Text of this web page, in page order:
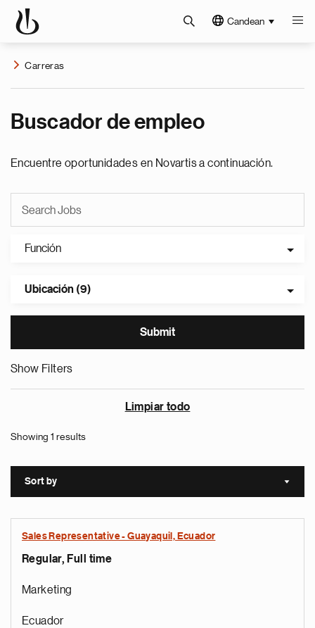
Candean
Carreras
Buscador de empleo
Encuentre oportunidades en Novartis a continuación.
Función
Ubicación (9)
Show Filters
Limpiar todo
Showing 1 results
Sort by Sort
Sales Representative - Guayaquil, Ecuador
Regular, Full time
Marketing
Ecuador